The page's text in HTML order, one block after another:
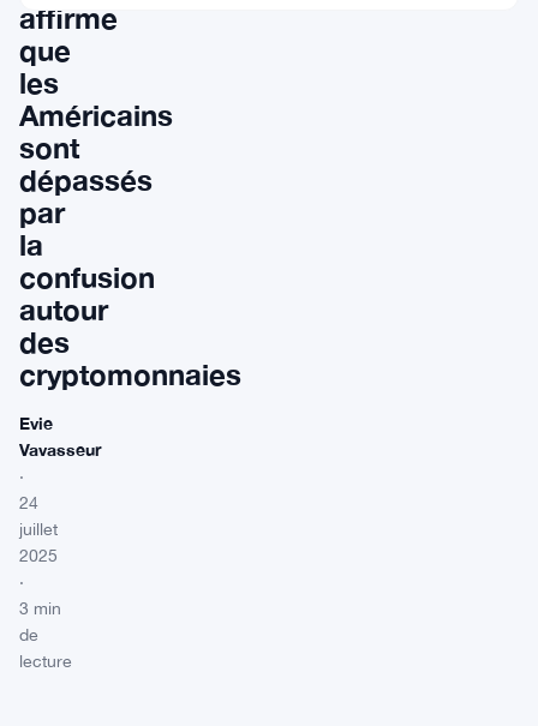
affirme
que
les
Américains
sont
dépassés
par
la
confusion
autour
des
cryptomonnaies
Evie
Vavasseur
·
24
juillet
2025
·
3 min
de
lecture